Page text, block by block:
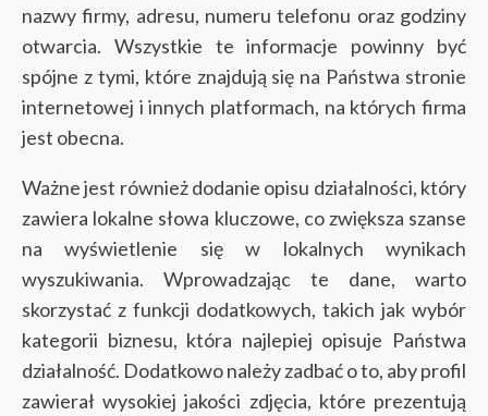
nazwy firmy, adresu, numeru telefonu oraz godziny
otwarcia. Wszystkie te informacje powinny być
spójne z tymi, które znajdują się na Państwa stronie
internetowej i innych platformach, na których firma
jest obecna.
Ważne jest również dodanie opisu działalności, który
zawiera lokalne słowa kluczowe, co zwiększa szanse
na wyświetlenie się w lokalnych wynikach
wyszukiwania. Wprowadzając te dane, warto
skorzystać z funkcji dodatkowych, takich jak wybór
kategorii biznesu, która najlepiej opisuje Państwa
działalność. Dodatkowo należy zadbać o to, aby profil
zawierał wysokiej jakości zdjęcia, które prezentują